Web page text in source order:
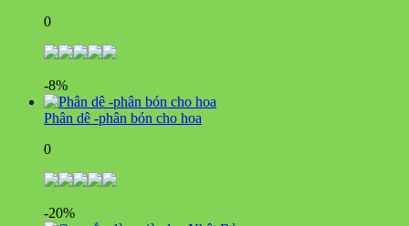
0
-8%
Phân dê -phân bón cho hoa
0
-20%